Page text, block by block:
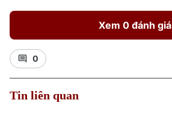
Xu hướng
Xem 0 đánh giá
0
Tin liên quan